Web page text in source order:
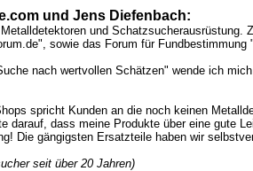
und Jens Diefenbach:
und
sowie das Forum für Fundbestimmung
nach wertvollen Schätzen" wende ich
spricht Kunden an die noch keinen
darauf, dass meine Produkte über eine gute
Die gängigsten Ersatzteile haben wir
seit über 20 Jahren)